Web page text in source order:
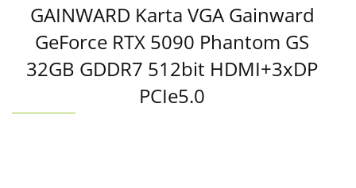
GAINWARD Karta VGA Gainward
GeForce RTX 5090 Phantom GS
32GB GDDR7 512bit HDMI+3xDP
PCIe5.0